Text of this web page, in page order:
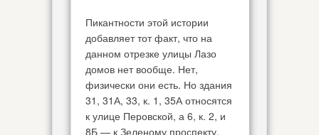
Пикантности этой истории
добавляет тот факт, что на
данном отрезке улицы Лазо
домов нет вообще. Нет,
физически они есть. Но здания
31, 31А, 33, к. 1, 35А относятся
к улице Перовской, а 6, к. 2, и
8Б — к Зеленому проспекту.